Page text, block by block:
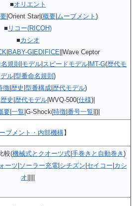
■オリエント
|Orient Star|(概要 ムーブメント )
■ リコー(RICOH)
■カシオ
BABY-G EDIFICE ||Wave Ceptor
規則 モデル スピードモデル MT-G(歴代モ
デル| 型番命名規則 )
徴 歴史 型番構成 歴代モデル)
歴史 歴代モデル|WVQ-500(仕様)|
要| 一覧 |G-Shock(特徴| 番号一覧 ||)|
ブメント・内部機構】
較(機械式とクオーツ式 手巻きと自動巻き )
ーツ ソーラー充電| シチズン セイコー カシ
オ